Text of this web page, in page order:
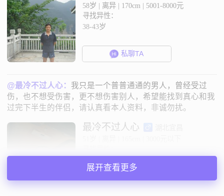
58岁 | 离异 | 170cm | 5001-8000元
寻找异性：
38-43岁
私聊TA
@最冷不过人心： 我只是一个普普通通的男人，曾经受过
伤，也不想受伤害，更不想伤害别人，希望能找到真心和我
过完下半生的伴侣，请认真看本人资料，非诚勿扰。
最冷不过人心
展开查看更多